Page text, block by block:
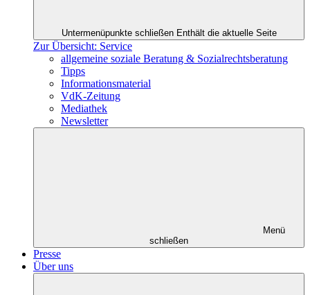
Untermenüpunkte schließen Enthält die aktuelle Seite
Zur Übersicht: Service
allgemeine soziale Beratung & Sozialrechtsberatung
Tipps
Informationsmaterial
VdK-Zeitung
Mediathek
Newsletter
Menü
schließen
Presse
Über uns